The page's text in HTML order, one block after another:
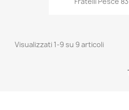
Visualizzati 1-9 su 9 articoli